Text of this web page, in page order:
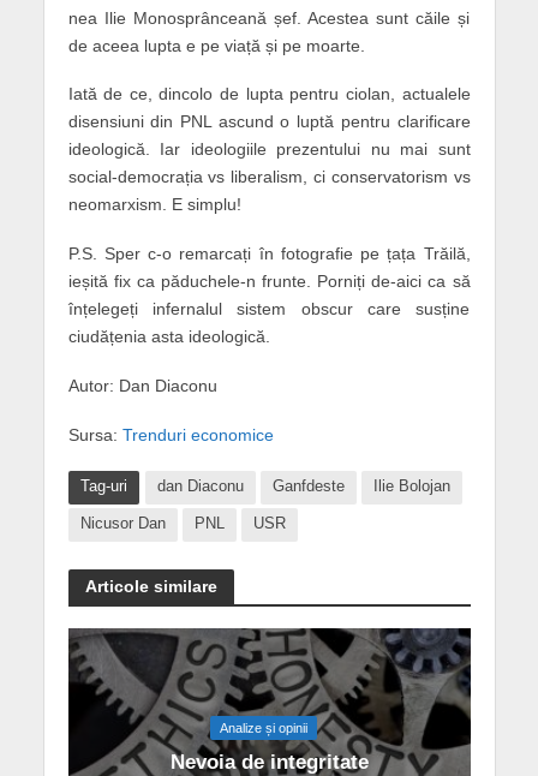
nea Ilie Monosprânceană șef. Acestea sunt căile și
de aceea lupta e pe viață și pe moarte.
Iată de ce, dincolo de lupta pentru ciolan, actualele
disensiuni din PNL ascund o luptă pentru clarificare
ideologică. Iar ideologiile prezentului nu mai sunt
social-democrația vs liberalism, ci conservatorism vs
neomarxism. E simplu!
P.S. Sper c-o remarcați în fotografie pe țața Trăilă,
ieșită fix ca păduchele-n frunte. Porniți de-aici ca să
înțelegeți infernalul sistem obscur care susține
ciudățenia asta ideologică.
Autor: Dan Diaconu
Sursa: Trenduri economice
Tag-uri dan Diaconu Ganfdeste Ilie Bolojan
Nicusor Dan PNL USR
Articole similare
Analize și opinii
Nevoia de integritate